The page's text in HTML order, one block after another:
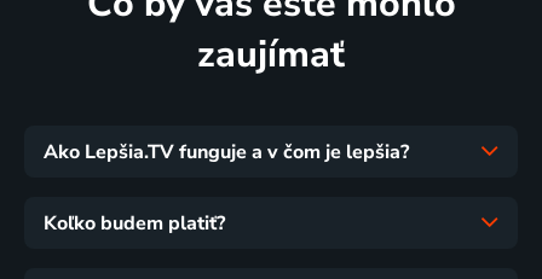
zaujímať
Ako Lepšia.TV funguje a v čom je lepšia?
Koľko budem platiť?